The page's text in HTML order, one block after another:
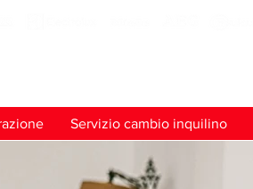
Servizio cambio inquilino